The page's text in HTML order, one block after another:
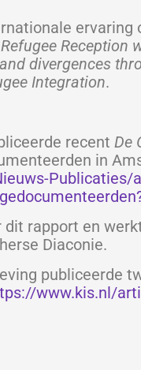
ervaring
Refugee Reception
divergences
Integration.
recent De
in
Publicaties/
rapport en
Diaconie.
publiceerde
www.kis.nl/